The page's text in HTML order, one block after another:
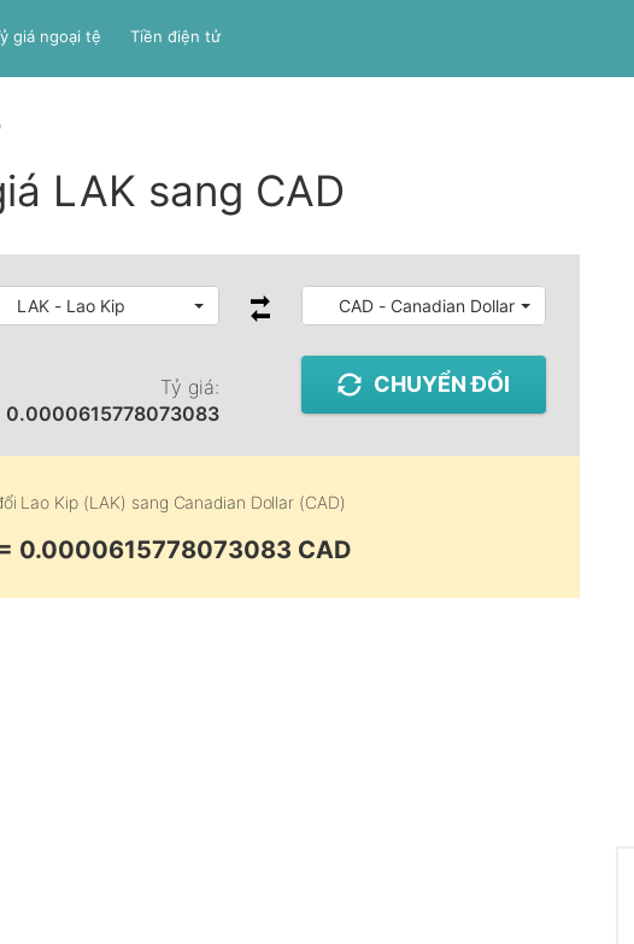
giá ngoại tệ Tiền điện tử
LAK sang CAD
LAK - Lao Kip CAD - Canadian Dollar
Tỷ giá:
0.0000615778073083
CHUYỂN ĐỔI
Lao Kip (LAK) sang Canadian Dollar (CAD)
0.0000615778073083 CAD